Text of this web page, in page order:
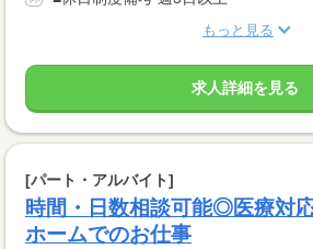
もっと見る
求人詳細を見る
[パート・アルバイト]
時間・日数相談可能◎医療対
ホームでのお仕事